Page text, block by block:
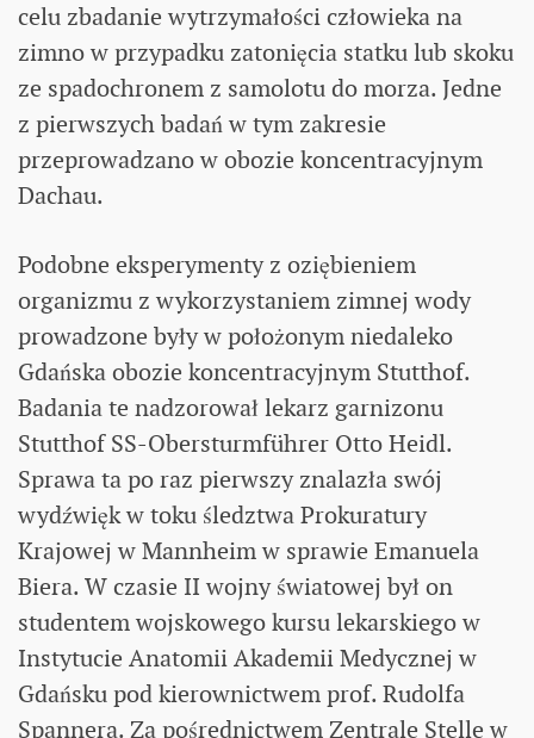
celu zbadanie wytrzymałości człowieka na
zimno w przypadku zatonięcia statku lub skoku
ze spadochronem z samolotu do morza. Jedne
z pierwszych badań w tym zakresie
przeprowadzano w obozie koncentracyjnym
Dachau.
Podobne eksperymenty z oziębieniem
organizmu z wykorzystaniem zimnej wody
prowadzone były w położonym niedaleko
Gdańska obozie koncentracyjnym Stutthof.
Badania te nadzorował lekarz garnizonu
Stutthof SS-Obersturmführer Otto Heidl.
Sprawa ta po raz pierwszy znalazła swój
wydźwięk w toku śledztwa Prokuratury
Krajowej w Mannheim w sprawie Emanuela
Biera. W czasie II wojny światowej był on
studentem wojskowego kursu lekarskiego w
Instytucie Anatomii Akademii Medycznej w
Gdańsku pod kierownictwem prof. Rudolfa
Spannera. Za pośrednictwem Zentrale Stelle w